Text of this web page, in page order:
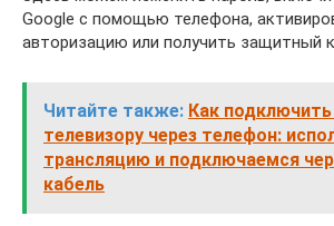
Google с помощью телефона,
авторизацию или получить защитный
Читайте также: Как
телевизору через телефон:
трансляцию и подключаемся
кабель